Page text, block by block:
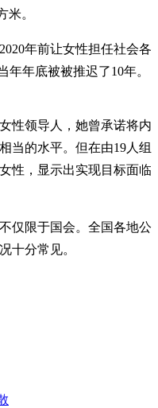
米。
年前让女性担任社会各
年年底被被推迟了10年。
性领导人，她曾承诺将内
当的水平。但在由19人组
性，显示出实现目标面临
仅限于国会。全国各地公
十分常见。